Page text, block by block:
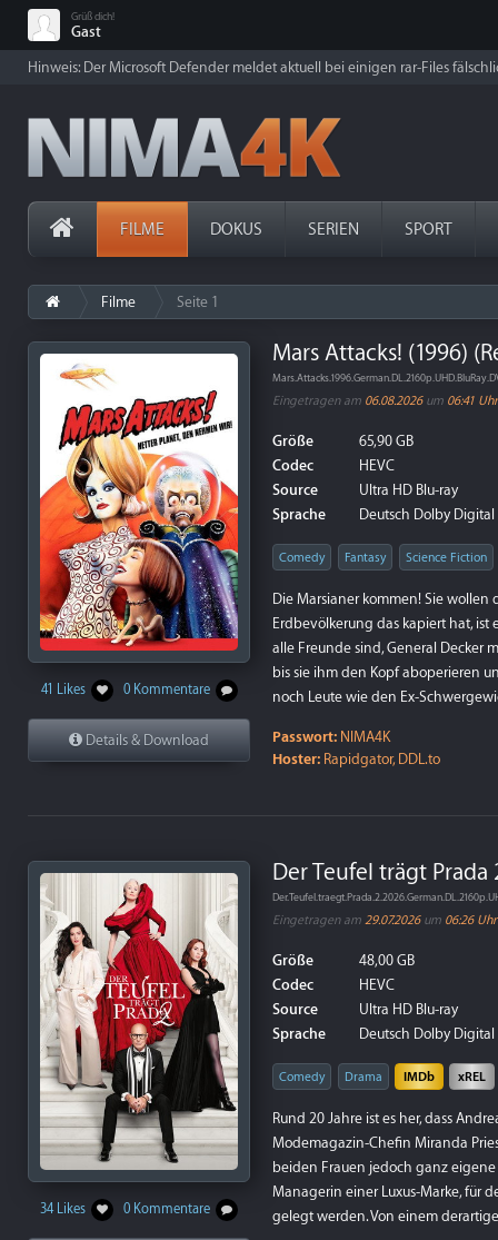
Grüß dich!
Gast
Hinweis: Der Microsoft Defender meldet aktuell bei einigen rar-Files
FILME DOKUS SERIEN SPORT
Filme Seite 1
41 Likes 0 Kommentare
Details & Download
Mars Attacks! (1996)
Eingetragen am 06.08.2026um 06:41 Uhr
Größe
65,90 GB
Codec
HEVC
Source
Ultra HD Blu-ray
Sprache
Deutsch Dolby Digital
Comedy Fantasy Science Fiction
Die Marsianer kommen! Sie
Erdbevölkerung das kapiert hat, ist
alle Freunde sind, General Decker
bis sie ihm den Kopf aboperieren
noch Leute wie den Ex-
Passwort: NIMA4K
Hoster: Rapidgator, DDL.to
34 Likes 0 Kommentare
Der Teufel trägt Prada
Eingetragen am 29.07.2026um 06:26 Uhr
Größe
48,00 GB
Codec
HEVC
Source
Ultra HD Blu-ray
Sprache
Deutsch Dolby Digital
Comedy Drama IMDb xREL
Rund 20 Jahre ist es her, dass
Modemagazin-Chefin Miranda
beiden Frauen jedoch ganz
Managerin einer Luxus-Marke, für
gelegt werden. Von einem